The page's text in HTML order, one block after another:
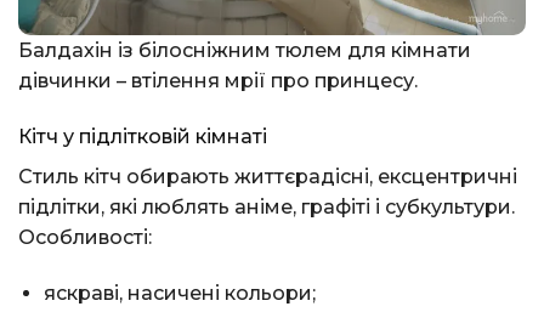
Балдахін із білосніжним тюлем для кімнати
дівчинки – втілення мрії про принцесу.
Кітч у підлітковій кімнаті
Стиль кітч обирають життєрадісні, ексцентричні
підлітки, які люблять аніме, графіті і субкультури.
Особливості:
яскраві, насичені кольори;